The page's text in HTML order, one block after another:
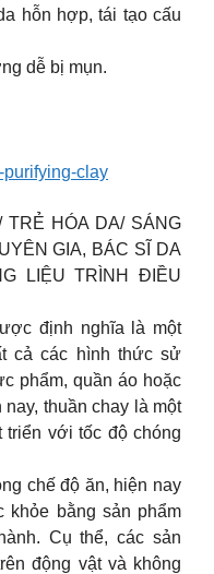
hỗn hợp, tái tạo cấu
dễ bị mụn.
purifying-clay
TRẺ HÓA DA/ SÁNG
GIA, BÁC SĨ DA
LIỆU TRÌNH ĐIỀU
định nghĩa là một
cả các hình thức sử
phẩm, quần áo hoặc
thuần chay là một
triển với tốc độ chóng
chế độ ăn, hiện nay
khỏe bằng sản phẩm
Cụ thể, các sản
động vật và không